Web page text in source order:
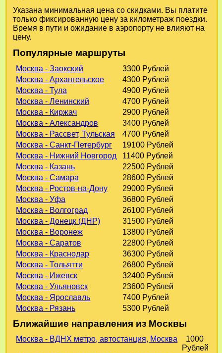
Указана минимальная цена со скидками. Вы платите
только фиксированную цену за километраж поездки.
Время в пути и ожидание в аэропорту не влияют на
цену.
Популярные маршруты
Москва - Заокский
3300 Рублей
Москва - Архангельское
4300 Рублей
Москва - Тула
4900 Рублей
Москва - Ленинский
4700 Рублей
Москва - Киржач
2900 Рублей
Москва - Александров
3400 Рублей
Москва - Рассвет, Тульская
4700 Рублей
Москва - Санкт-Петербург
19100 Рублей
Москва - Нижний Новгород
11400 Рублей
Москва - Казань
22500 Рублей
Москва - Самара
28600 Рублей
Москва - Ростов-на-Дону
29000 Рублей
Москва - Уфа
36800 Рублей
Москва - Волгоград
26100 Рублей
Москва - Донецк (ДНР)
31500 Рублей
Москва - Воронеж
13800 Рублей
Москва - Саратов
22800 Рублей
Москва - Краснодар
36300 Рублей
Москва - Тольятти
26800 Рублей
Москва - Ижевск
32400 Рублей
Москва - Ульяновск
23600 Рублей
Москва - Ярославль
7400 Рублей
Москва - Рязань
5300 Рублей
Ближайшие направления из Москвы
Москва - ВДНХ метро, автостанция, Москва
1000
Рублей